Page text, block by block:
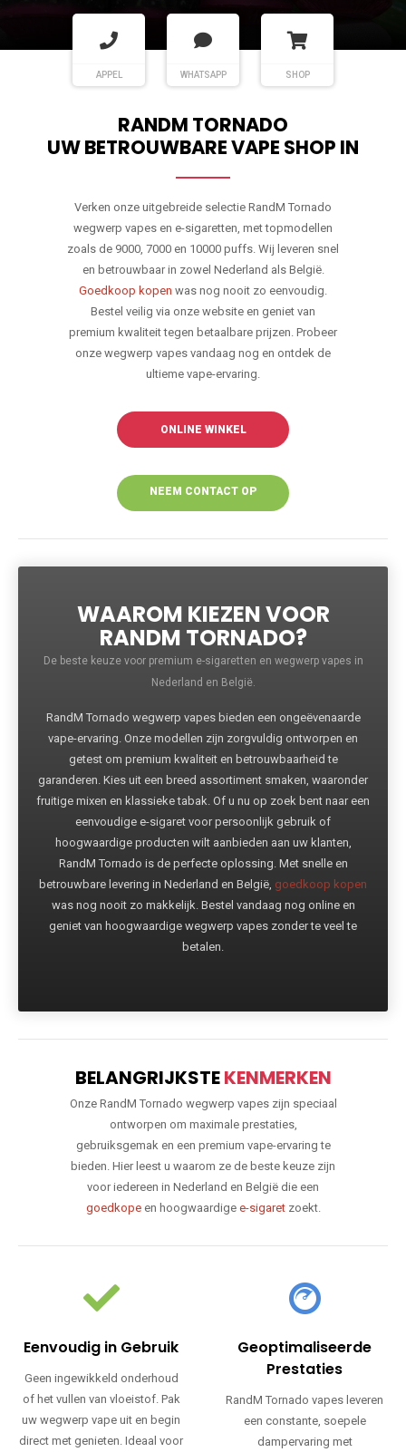
APPEL WHATSAPP SHOP
RANDM TORNADO
UW BETROUWBARE VAPE SHOP IN
Verken onze uitgebreide selectie RandM Tornado
wegwerp vapes en e-sigaretten, met topmodellen
zoals de 9000, 7000 en 10000 puffs. Wij leveren snel
en betrouwbaar in zowel Nederland als België.
Goedkoop kopen was nog nooit zo eenvoudig.
Bestel veilig via onze website en geniet van
premium kwaliteit tegen betaalbare prijzen. Probeer
onze wegwerp vapes vandaag nog en ontdek de
ultieme vape-ervaring.
ONLINE WINKEL
NEEM CONTACT OP
WAAROM KIEZEN VOOR
RANDM TORNADO?
De beste keuze voor premium e-sigaretten en wegwerp vapes in
Nederland en België.
RandM Tornado wegwerp vapes bieden een ongeëvenaarde
vape-ervaring. Onze modellen zijn zorgvuldig ontworpen en
getest om premium kwaliteit en betrouwbaarheid te
garanderen. Kies uit een breed assortiment smaken, waaronder
fruitige mixen en klassieke tabak. Of u nu op zoek bent naar een
eenvoudige e-sigaret voor persoonlijk gebruik of
hoogwaardige producten wilt aanbieden aan uw klanten,
RandM Tornado is de perfecte oplossing. Met snelle en
betrouwbare levering in Nederland en België, goedkoop kopen
was nog nooit zo makkelijk. Bestel vandaag nog online en
geniet van hoogwaardige wegwerp vapes zonder te veel te
betalen.
BELANGRIJKSTEKENMERKEN
Onze RandM Tornado wegwerp vapes zijn speciaal
ontworpen om maximale prestaties,
gebruiksgemak en een premium vape-ervaring te
bieden. Hier leest u waarom ze de beste keuze zijn
voor iedereen in Nederland en België die een
goedkopeen hoogwaardige e-sigaretzoekt.
Eenvoudig in Gebruik
Geen ingewikkeld onderhoud
of het vullen van vloeistof. Pak
uw wegwerp vape uit en begin
direct met genieten. Ideaal voor
Geoptimaliseerde
Prestaties
RandM Tornado vapes leveren
een constante, soepele
dampervaring met